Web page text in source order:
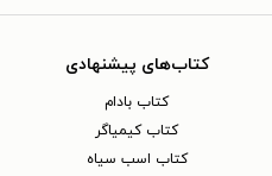
کتاب‌های پیشنهادی
کتاب بادام
کتاب کیمیاگر
کتاب اسب سیاه